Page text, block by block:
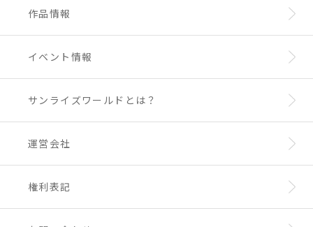
作品情報
イベント情報
サンライズワールドとは？
運営会社
権利表記